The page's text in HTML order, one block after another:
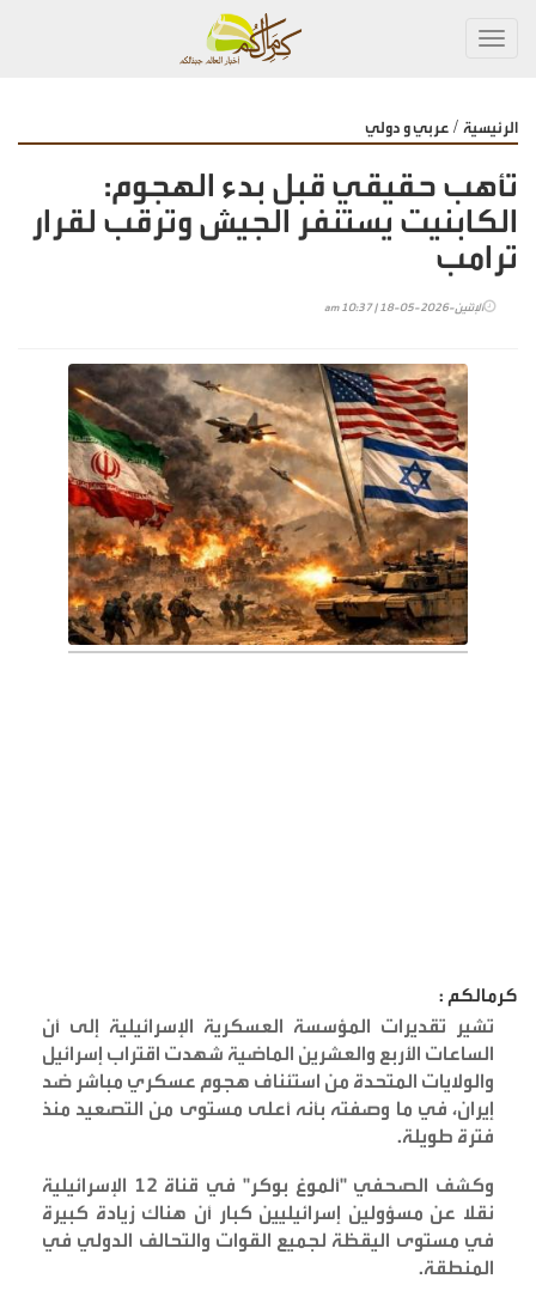
الرئيسية / عربي و دولي
تأهب حقيقي قبل بدء الهجوم:
الكابنيت يستنفر الجيش وترقب لقرار
ترامب
الإثنين-2026-05-18 | 10:37 am
كرمالكم :
تشير تقديرات المؤسسة العسكرية الإسرائيلية إلى أن
الساعات الأربع والعشرين الماضية شهدت اقتراب إسرائيل
والولايات المتحدة من استئناف هجوم عسكري مباشر ضد
إيران، في ما وصفته بأنه أعلى مستوى من التصعيد منذ
فترة طويلة.
وكشف الصحفي "ألموغ بوكر" في قناة 12 الإسرائيلية
نقلا عن مسؤولين إسرائيليين كبار أن هناك زيادة كبيرة
في مستوى اليقظة لجميع القوات والتحالف الدولي في
المنطقة.